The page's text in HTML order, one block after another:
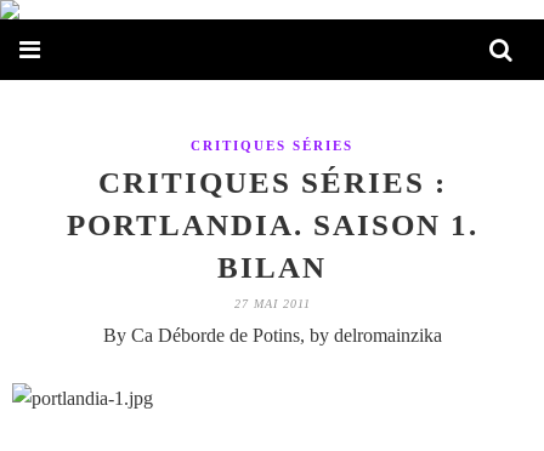
CRITIQUES SÉRIES
CRITIQUES SÉRIES :
PORTLANDIA. SAISON 1.
BILAN
27 MAI 2011
By Ca Déborde de Potins, by delromainzika